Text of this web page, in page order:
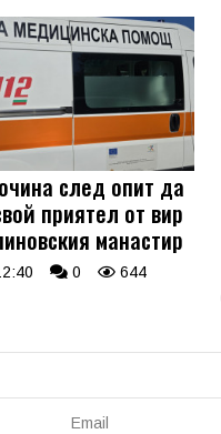
след опит да
приятел от вир
манастир
0 644
Email